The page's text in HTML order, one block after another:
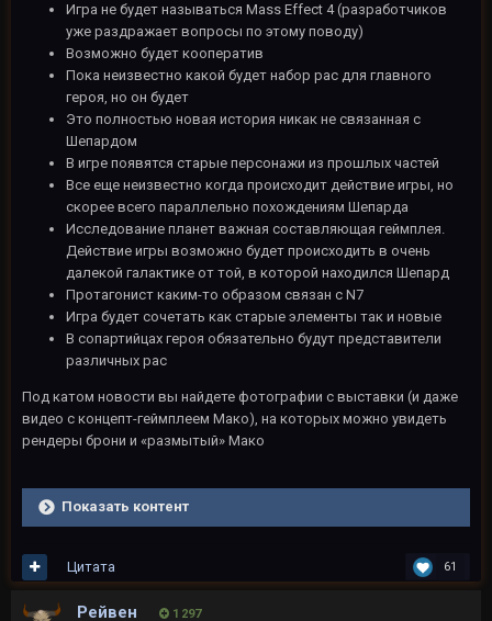
Игра не будет называться Mass Effect 4 (разработчиков
уже раздражает вопросы по этому поводу)
Возможно будет кооператив
Пока неизвестно какой будет набор рас для главного
героя, но он будет
Это полностью новая история никак не связанная с
Шепардом
В игре появятся старые персонажи из прошлых частей
Все еще неизвестно когда происходит действие игры, но
скорее всего параллельно похождениям Шепарда
Исследование планет важная составляющая геймплея.
Действие игры возможно будет происходить в очень
далекой галактике от той, в которой находился Шепард
Протагонист каким-то образом связан с N7
Игра будет сочетать как старые элементы так и новые
В сопартийцах героя обязательно будут представители
различных рас
Под катом новости вы найдете фотографии с выставки (и даже
видео с концепт-геймплеем Мако), на которых можно увидеть
рендеры брони и «размытый» Мако
Показать контент
61
Цитата
Рейвeн 1 297